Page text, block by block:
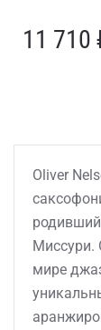
11 710
Oliver
Миссури.
мире